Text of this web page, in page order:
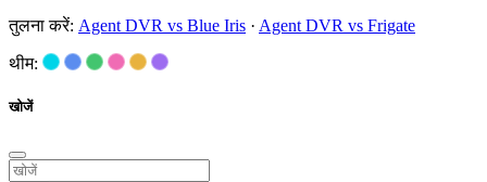
तुलना करें: Agent DVR vs Blue Iris · Agent DVR vs Frigate
थीम:
खोजें